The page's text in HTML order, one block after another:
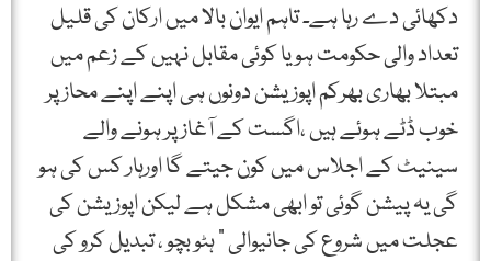
دکھائی دے رہا ہے۔ تاہم ایوان بالا میں ارکان کی قلیل
تعداد والی حکومت ہو یا کوئی مقابل نہیں کے زعم میں
مبتلا بھاری بھرکم اپوزیشن دونوں ہی اپنے اپنے محاز پر
خوب ڈٹے ہوئے ہیں ،اگست کے آغاز پر ہونے والے
سینیٹ کے اجلاس میں کون جیتے گا اورہار کس کی ہو
گی یہ پیشن گوئی تو ابھی مشکل ہے لیکن اپوزیشن کی
عجلت میں شروع کی جانیوالی “ ہٹو بچو ، تبدیل کرو کی